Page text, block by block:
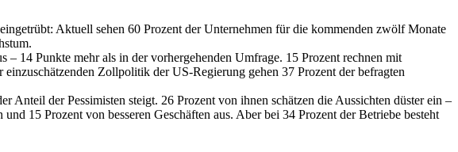
Aktuell sehen 60 Prozent der Unternehmen für die kommenden zwölf Monate
14 Punkte mehr als in der vorhergehenden Umfrage. 15 Prozent rechnen mit
Zollpolitik der US-Regierung gehen 37 Prozent der befragten
der Pessimisten steigt. 26 Prozent von ihnen schätzen die Aussichten düster ein –
15 Prozent von besseren Geschäften aus. Aber bei 34 Prozent der Betriebe besteht